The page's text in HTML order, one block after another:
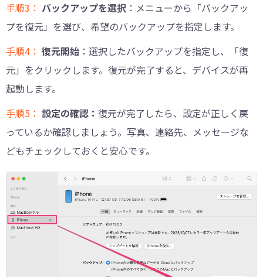
手順3： バックアップを選択 ：メニューから「バックアッ
プを復元」を選び、希望のバックアップを指定します。
手順4： 復元開始 ：選択したバックアップを指定し、「復
元」をクリックします。復元が完了すると、デバイスが再
起動します。
手順5： 設定の確認： 復元が完了したら、設定が正しく戻
っているか確認しましょう。写真、連絡先、メッセージな
どもチェックしておくと安心です。